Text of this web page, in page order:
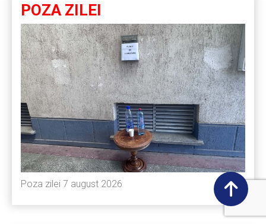
POZA ZILEI
Poza zilei 7 august 2026